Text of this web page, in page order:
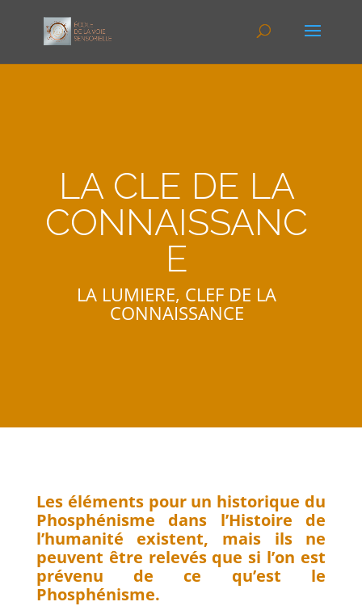
LA CLE DE LA
CONNAISSANC
E
LA LUMIERE, CLEF DE LA
CONNAISSANCE
Les éléments pour un historique du
Phosphénisme dans l’Histoire de
l’humanité existent, mais ils ne
peuvent être relevés que si l’on est
prévenu de ce qu’est le
Phosphénisme.